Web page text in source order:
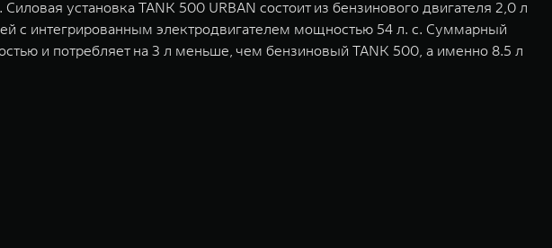
установка TANK 500 URBAN состоит из бензинового двигателя 2,0 л
с интегрированным электродвигателем мощностью 54 л. с. Суммарный
и потребляет на 3 л меньше, чем бензиновый TANK 500, а именно 8.5 л